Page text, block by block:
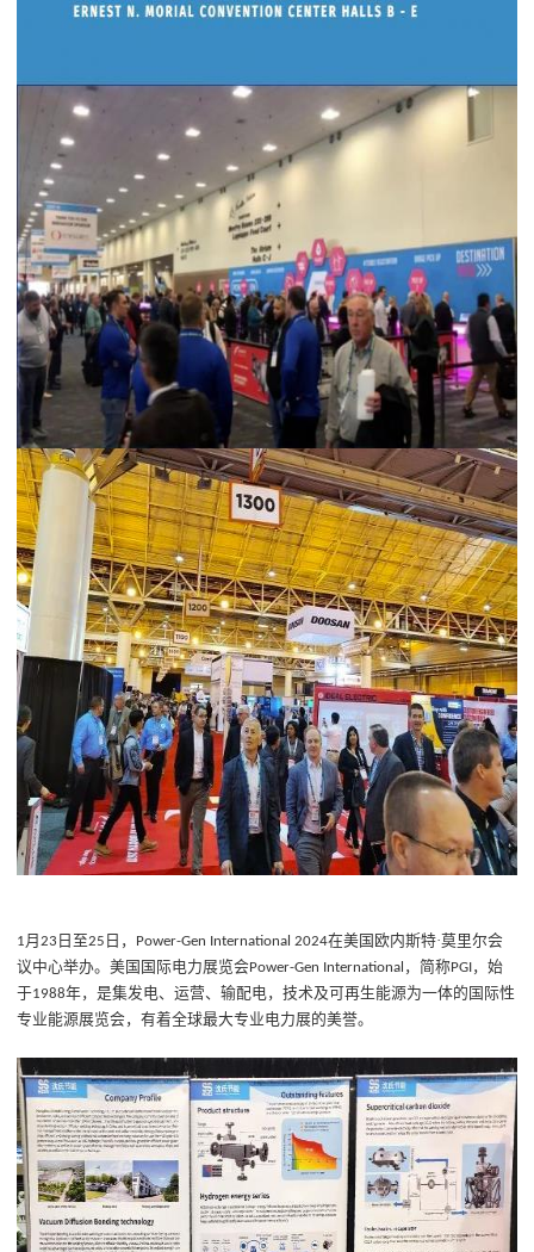
1月23 日至25 日， Power-Gen International 2024在美国欧内斯特·莫里尔会
议中心举办。美国国际电力展览会Power-Gen International ，简称PGI ，始
于1988年，是集发电、运营、输配电，技术及可再生能源为一体的国际性
专业能源展览会，有着全球最大专业电力展的美誉。